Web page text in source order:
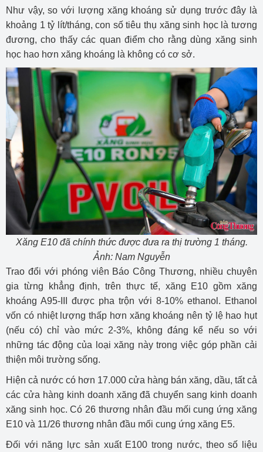
Như vậy, so với lượng xăng khoáng sử dụng trước đây là
khoảng 1 tỷ lít/tháng, con số tiêu thụ xăng sinh học là tương
đương, cho thấy các quan điểm cho rằng dùng xăng sinh
học hao hơn xăng khoáng là không có cơ sở.
Xăng E10 đã chính thức được đưa ra thị trường 1 tháng.
Ảnh: Nam Nguyễn
Trao đổi với phóng viên Báo Công Thương, nhiều chuyên
gia từng khẳng định, trên thực tế, xăng E10 gồm xăng
khoáng A95-III được pha trộn với 8-10% ethanol. Ethanol
vốn có nhiệt lượng thấp hơn xăng khoáng nên tỷ lệ hao hụt
(nếu có) chỉ vào mức 2-3%, không đáng kể nếu so với
những tác động của loại xăng này trong việc góp phần cải
thiện môi trường sống.
Hiện cả nước có hơn 17.000 cửa hàng bán xăng, dầu, tất cả
các cửa hàng kinh doanh xăng đã chuyển sang kinh doanh
xăng sinh học. Có 26 thương nhân đầu mối cung ứng xăng
E10 và 11/26 thương nhân đầu mối cung ứng xăng E5.
Đối với năng lực sản xuất E100 trong nước, theo số liệu